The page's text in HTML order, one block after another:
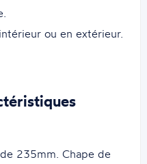
ou en extérieur.
235mm. Chape de